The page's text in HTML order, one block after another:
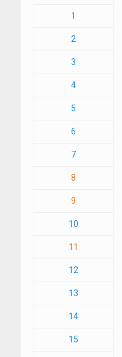
1
2
3
4
5
6
7
8
9
10
11
12
13
14
15